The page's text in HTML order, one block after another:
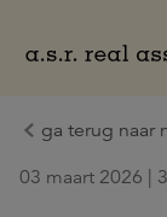
ga terug naar
03 maart 2026 |